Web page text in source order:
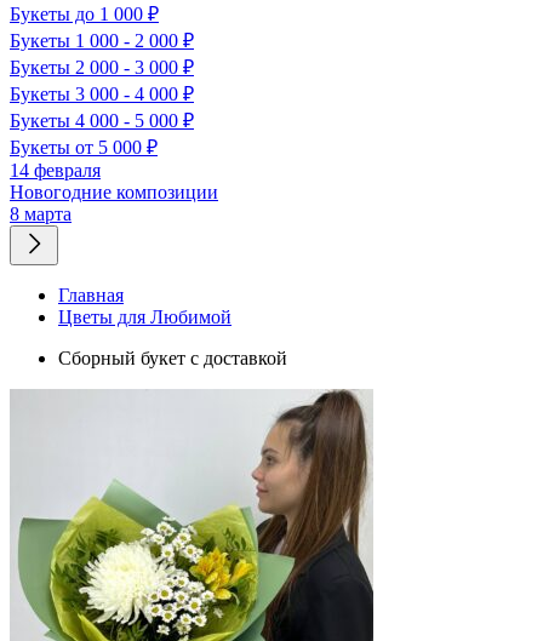
Букеты до 1 000 ₽
Букеты 1 000 - 2 000 ₽
Букеты 2 000 - 3 000 ₽
Букеты 3 000 - 4 000 ₽
Букеты 4 000 - 5 000 ₽
Букеты от 5 000 ₽
14 февраля
Новогодние композиции
8 марта
Главная
Цветы для Любимой
Сборный букет с доставкой